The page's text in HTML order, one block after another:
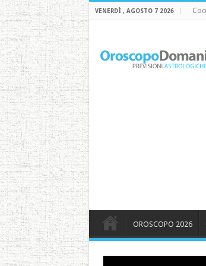
VENERDÌ , AGOSTO 7 2026
OROSCOPO 2026